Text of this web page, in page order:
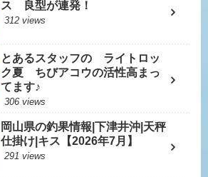
ス 良型が連発！
312 views
とあるスタッフの ライトロッ
ク夏 ちびアコウの活性高まっ
てます♪
306 views
岡山県の釣果情報|下津井沖|天秤
仕掛け|キス【2026年7月】
291 views